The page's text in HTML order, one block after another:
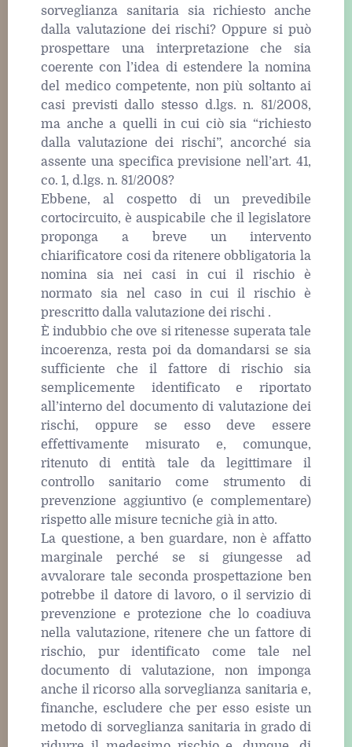
sorveglianza sanitaria sia richiesto anche
dalla valutazione dei rischi? Oppure si può
prospettare una interpretazione che sia
coerente con l’idea di estendere la nomina
del medico competente, non più soltanto ai
casi previsti dallo stesso d.lgs. n. 81/2008,
ma anche a quelli in cui ciò sia “richiesto
dalla valutazione dei rischi”, ancorché sia
assente una specifica previsione nell’art. 41,
co. 1, d.lgs. n. 81/2008?
Ebbene, al cospetto di un prevedibile
cortocircuito, è auspicabile che il legislatore
proponga a breve un intervento
chiarificatore cosi da ritenere obbligatoria la
nomina sia nei casi in cui il rischio è
normato sia nel caso in cui il rischio è
prescritto dalla valutazione dei rischi .
È indubbio che ove si ritenesse superata tale
incoerenza, resta poi da domandarsi se sia
sufficiente che il fattore di rischio sia
semplicemente identificato e riportato
all’interno del documento di valutazione dei
rischi, oppure se esso deve essere
effettivamente misurato e, comunque,
ritenuto di entità tale da legittimare il
controllo sanitario come strumento di
prevenzione aggiuntivo (e complementare)
rispetto alle misure tecniche già in atto.
La questione, a ben guardare, non è affatto
marginale perché se si giungesse ad
avvalorare tale seconda prospettazione ben
potrebbe il datore di lavoro, o il servizio di
prevenzione e protezione che lo coadiuva
nella valutazione, ritenere che un fattore di
rischio, pur identificato come tale nel
documento di valutazione, non imponga
anche il ricorso alla sorveglianza sanitaria e,
finanche, escludere che per esso esiste un
metodo di sorveglianza sanitaria in grado di